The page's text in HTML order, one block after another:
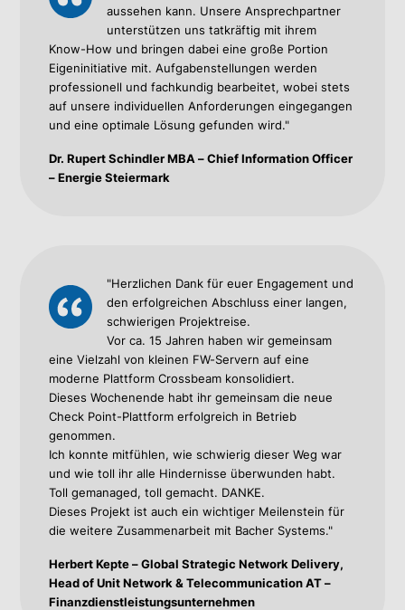
aussehen kann. Unsere Ansprechpartner
unterstützen uns tatkräftig mit ihrem
Know-How und bringen dabei eine große Portion
Eigeninitiative mit. Aufgabenstellungen werden
professionell und fachkundig bearbeitet, wobei stets
auf unsere individuellen Anforderungen eingegangen
und eine optimale Lösung gefunden wird."
Dr. Rupert Schindler MBA – Chief Information Officer
– Energie Steiermark
"Herzlichen Dank für euer Engagement und
den erfolgreichen Abschluss einer langen,
schwierigen Projektreise.
Vor ca. 15 Jahren haben wir gemeinsam
eine Vielzahl von kleinen FW-Servern auf eine
moderne Plattform Crossbeam konsolidiert.
Dieses Wochenende habt ihr gemeinsam die neue
Check Point-Plattform erfolgreich in Betrieb
genommen.
Ich konnte mitfühlen, wie schwierig dieser Weg war
und wie toll ihr alle Hindernisse überwunden habt.
Toll gemanaged, toll gemacht. DANKE.
Dieses Projekt ist auch ein wichtiger Meilenstein für
die weitere Zusammenarbeit mit Bacher Systems."
Herbert Kepte – Global Strategic Network Delivery,
Head of Unit Network & Telecommunication AT –
Finanzdienstleistungsunternehmen